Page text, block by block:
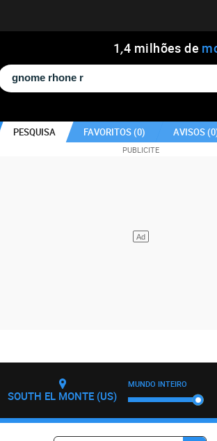
1,4 milhões de
PESQUISA FAVORITOS (0) AVISOS (0
SOUTH EL MONTE (US)
MUNDO INTEIRO